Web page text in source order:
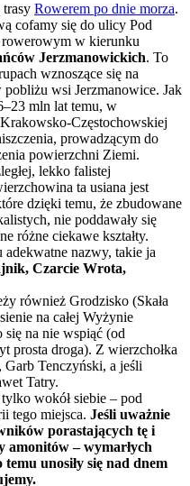
Rowerem po dnie morza.
cofamy się do ulicy Pod
rowerowym w kierunku
Jerzmanowickich. To
wznoszące się na
wsi Jerzmanowice. Jak
mln lat temu, w
Częstochowskiej
prowadzącym do
powierzchni Ziemi.
lekko falistej
ta usiana jest
dzięki temu, że zbudowane
nie poddawały się
różne ciekawe kształty.
adekwatne nazwy, takie ja
Czarcie Wrota,
również Grodzisko (Skała
na całej Wyżynie
na nie wspiąć (od
prosta droga). Z wierzchołka
Tenczyński, a jeśli
Tatry.
wokół siebie – pod
tego miejsca. Jeśli uważnie
porastających tę i
amonitów – wymarłych
unosiły się nad dnem